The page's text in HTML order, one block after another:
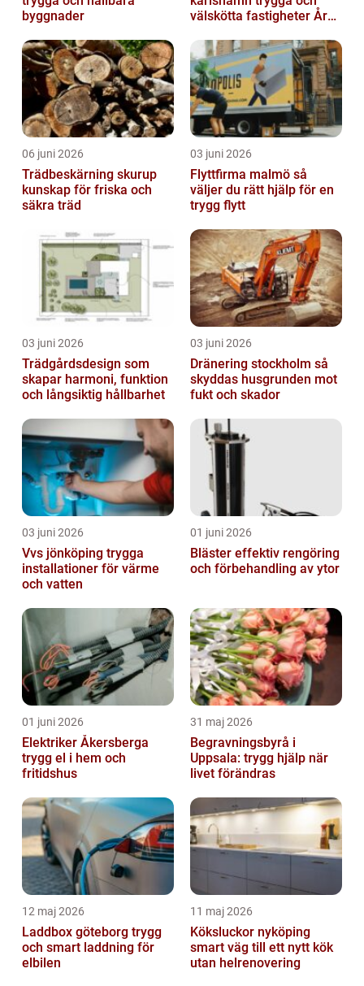
byggnader
välskötta fastigheter Året
06 juni 2026
Trädbeskärning skurup
kunskap för friska och
säkra träd
03 juni 2026
Flyttfirma malmö så
väljer du rätt hjälp för en
trygg flytt
03 juni 2026
Trädgårdsdesign som
skapar harmoni, funktion
och långsiktig hållbarhet
03 juni 2026
Dränering stockholm så
skyddas husgrunden mot
fukt och skador
03 juni 2026
Vvs jönköping trygga
installationer för värme
och vatten
01 juni 2026
Bläster effektiv rengöring
och förbehandling av ytor
01 juni 2026
Elektriker Åkersberga
trygg el i hem och
fritidshus
31 maj 2026
Begravningsbyrå i
Uppsala: trygg hjälp när
livet förändras
12 maj 2026
Laddbox göteborg trygg
och smart laddning för
elbilen
11 maj 2026
Köksluckor nyköping
smart väg till ett nytt kök
utan helrenovering